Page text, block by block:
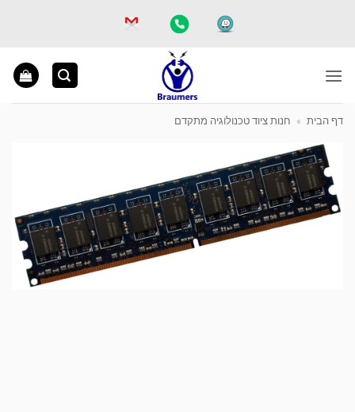
דף הבית » חנות ציוד טכנולוגיה מתקדם